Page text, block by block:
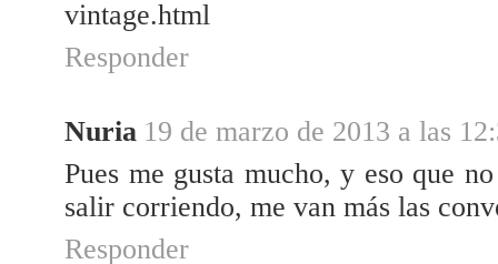
vintage.html
Responder
Nuria 19 de marzo de 2013 a las
Pues me gusta mucho, y eso que
salir corriendo, me van más las
Responder